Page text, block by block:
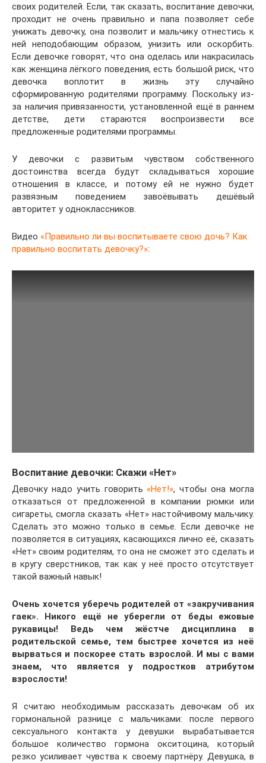
своих родителей. Если, так сказать, воспитание девочки,
проходит не очень правильно и папа позволяет себе
унижать девочку, она позволит и мальчику отнестись к
ней неподобающим образом, унизить или оскорбить.
Если девочке говорят, что она оделась или накрасилась
как женщина лёгкого поведения, есть большой риск, что
девочка воплотит в жизнь эту случайно
сформированную родителями программу. Поскольку из-
за наличия привязанности, установленной ещё в раннем
детстве, дети стараются воспроизвести все
предложенные родителями программы.
У девочки с развитым чувством собственного
достоинства всегда будут складываться хорошие
отношения в классе, и потому ей не нужно будет
развязным поведением завоёвывать дешёвый
авторитет у одноклассников.
Видео «Правильно ли вы воспитываете свою дочь? Как
правильно воспитать девочку?»:
Воспитание девочки: Скажи «Нет»
Девочку надо учить говорить «Нет!», чтобы она могла
отказаться от предложенной в компании рюмки или
сигареты, смогла сказать «Нет» настойчивому мальчику.
Сделать это можно только в семье. Если девочке не
позволяется в ситуациях, касающихся лично её, сказать
«Нет» своим родителям, то она не сможет это сделать и
в кругу сверстников, так как у неё просто отсутствует
такой важный навык!
Очень хочется уберечь родителей от «закручивания
гаек». Никого ещё не уберегли от беды ежовые
рукавицы! Ведь чем жёстче дисциплина в
родительской семье, тем быстрее хочется из неё
вырваться и поскорее стать взрослой. И мы с вами
знаем, что является у подростков атрибутом
взрослости!
Я считаю необходимым рассказать девочкам об их
гормональной разнице с мальчиками: после первого
сексуального контакта у девушки вырабатывается
большое количество гормона окситоцина, который
резко усиливает чувства к своему партнёру. Девушка, в